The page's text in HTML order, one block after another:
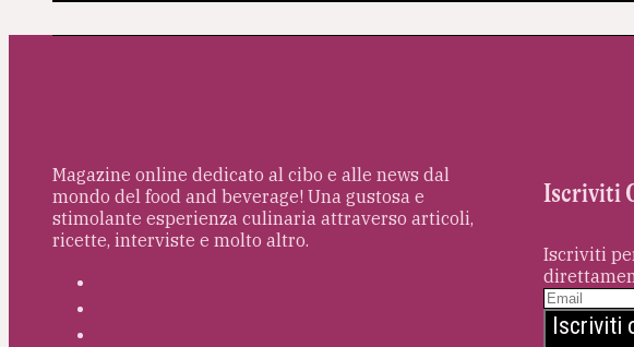
Magazine online dedicato al cibo e alle news dal
mondo del food and beverage! Una gustosa e
stimolante esperienza culinaria attraverso articoli,
ricette, interviste e molto altro.
Iscriviti
Iscriviti
Iscriviti